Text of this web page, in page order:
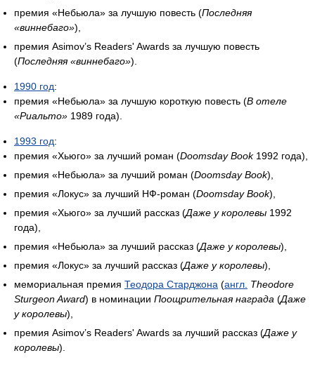
премия «Небьюла» за лучшую повесть (Последняя
«виннебаго»),
премия Asimov’s Readers' Awards за лучшую повесть
(Последняя «виннебаго»).
1990 год:
премия «Небьюла» за лучшую короткую повесть (В отеле
«Риальто» 1989 года).
1993 год:
премия «Хьюго» за лучший роман (Doomsday Book1992 года),
премия «Небьюла» за лучший роман (Doomsday Book),
премия «Локус» за лучший НФ-роман (Doomsday Book),
премия «Хьюго» за лучший рассказ (Даже у королевы 1992
года),
премия «Небьюла» за лучший рассказ (Даже у королевы),
премия «Локус» за лучший рассказ (Даже у королевы),
мемориальная премия Теодора Старджона (англ. Theodore
Sturgeon Award) в номинации Поощрительная награда (Даже
у королевы),
премия Asimov’s Readers' Awards за лучший рассказ (Даже у
королевы).